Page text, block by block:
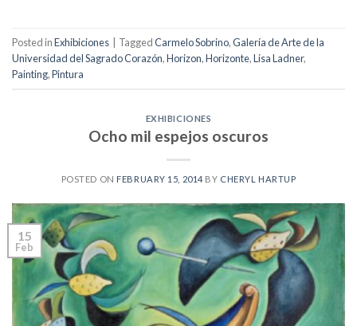
Posted inExhibiciones TaggedCarmelo Sobrino,Galería de Arte de la
Universidad del Sagrado Corazón,Horizon,Horizonte,Lisa Ladner,
Painting,Pintura
EXHIBICIONES
Ocho mil espejos oscuros
POSTED ON FEBRUARY 15, 2014 BY CHERYL HARTUP
15
Feb